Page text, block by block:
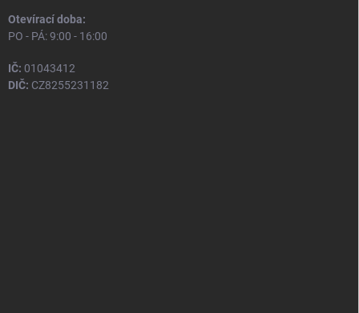
Otevírací doba:
PO - PÁ: 9:00 - 16:00
IČ: 01043412
DIČ: CZ8255231182